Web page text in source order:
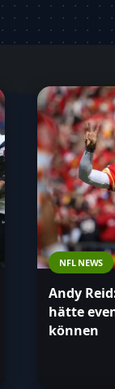
NFL NEWS
Andy
hätte
können